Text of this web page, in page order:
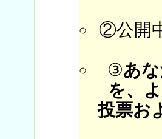
②公開
③あ
を、
投票お